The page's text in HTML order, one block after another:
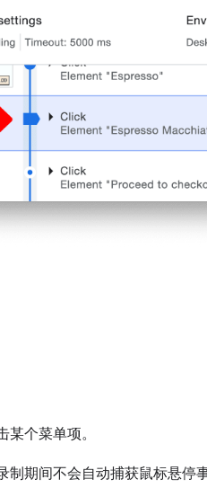
个菜单项。
制期间不会自动捕获鼠标悬停